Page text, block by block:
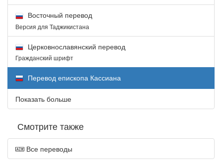
Восточный перевод
Версия для Таджикистана
Церковнославянский перевод
Гражданский шрифт
Перевод епископа Кассиана
Показать больше
Смотрите также
Все переводы